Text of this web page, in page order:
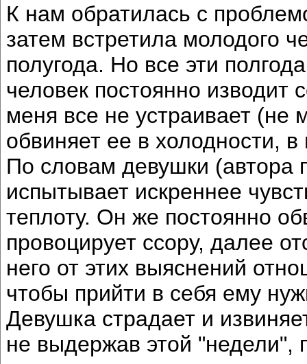
К нам обратилась с
затем встретила молодого
полугода. Но все эти
человек постоянно изводит
меня все не устраивает (не
обвиняет ее в холодности, в
По словам девушки (автора
испытывает искреннее
теплоту. Он же постоянно
провоцирует ссору, далее
него от этих выяснений
чтобы прийти в себя ему
Девушка страдает и
не выдержав этой "недели",